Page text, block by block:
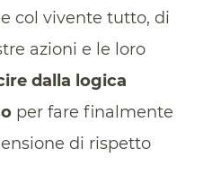
col vivente tutto, di
azioni e le loro
dalla logica
per fare finalmente
di rispetto